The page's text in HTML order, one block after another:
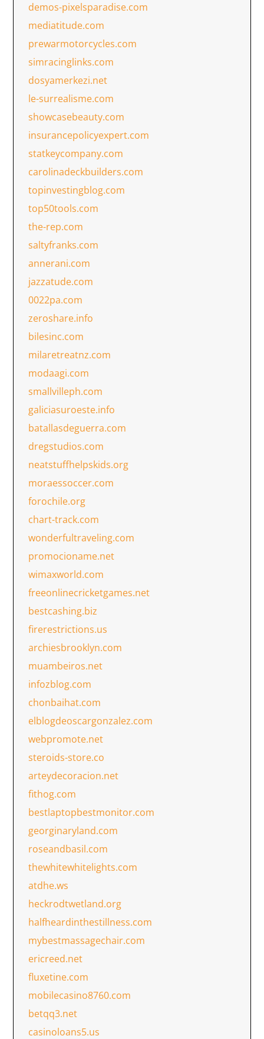
demos-pixelsparadise.com
mediatitude.com
prewarmotorcycles.com
simracinglinks.com
dosyamerkezi.net
le-surrealisme.com
showcasebeauty.com
insurancepolicyexpert.com
statkeycompany.com
carolinadeckbuilders.com
topinvestingblog.com
top50tools.com
the-rep.com
saltyfranks.com
annerani.com
jazzatude.com
0022pa.com
zeroshare.info
bilesinc.com
milaretreatnz.com
modaagi.com
smallvilleph.com
galiciasuroeste.info
batallasdeguerra.com
dregstudios.com
neatstuffhelpskids.org
moraessoccer.com
forochile.org
chart-track.com
wonderfultraveling.com
promocioname.net
wimaxworld.com
freeonlinecricketgames.net
bestcashing.biz
firerestrictions.us
archiesbrooklyn.com
muambeiros.net
infozblog.com
chonbaihat.com
elblogdeoscargonzalez.com
webpromote.net
steroids-store.co
arteydecoracion.net
fithog.com
bestlaptopbestmonitor.com
georginaryland.com
roseandbasil.com
thewhitewhitelights.com
atdhe.ws
heckrodtwetland.org
halfheardinthestillness.com
mybestmassagechair.com
ericreed.net
fluxetine.com
mobilecasino8760.com
betqq3.net
casinoloans5.us